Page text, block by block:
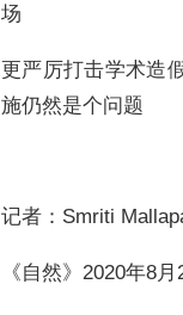
场
更严厉打击学术造
施仍然是个问题
记者：Smriti
《自然》2020年8月